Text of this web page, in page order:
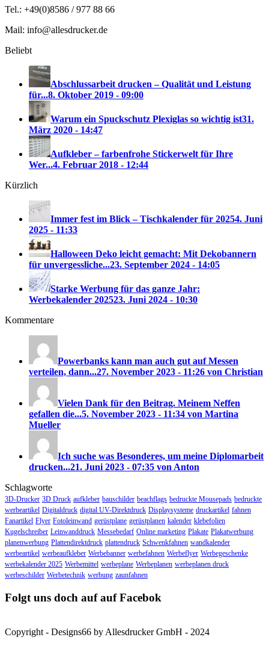
Tel.: +49(0)8586 / 977 88 66
Mail: info@allesdrucker.de
Beliebt
Abschlussarbeit drucken – Qualität und Leistung
für...8. Oktober 2019 - 09:00
Warum ein Spuckschutz Plexiglas so wichtig ist31.
März 2020 - 14:47
Aufkleber – farbenfrohe Stickerwelt für Ihre
Wer...4. Februar 2018 - 12:44
Kürzlich
Immer fest im Blick – Tischkalender für 20254. Juni
2025 - 11:33
Halloween Deko leicht gemacht: Mit Dekobannern
für unvergessliche...23. September 2024 - 14:05
Starke Werbung für das ganze Jahr:
Werbekalender 202523. Juni 2024 - 10:30
Kommentare
Powerbanks kann man auch gut auf Messen
verteilen, dann...27. November 2023 - 11:26 von Christian
Vielen Dank für den Beitrag. Meinem Neffen
gefallen die...5. November 2023 - 11:34 von Martina
Mueller
Ich suche was Besonderes, um meine Diplomarbeit
drucken...21. Juni 2023 - 07:35 von Anton
Schlagworte
3D-Drucker 3D Druck aufkleber bauschilder beachflags bedruckte Mousepads bedruckte
werbeartikel Digitaldruck digital UV-Direktdruck Displaysysteme druckartikel fahnen
Fanartikel Flyer Fotoleinwand gerüstplane gerüstplanen kalender klebefolien
Kugelschreiber Leinwanddruck Messebedarf Online marketing Plakate Plakatwerbung
planenwerbung Plattendirektdruck plattendruck Schwenkfahnen wandkalender
werbeartikel werbeaufkleber Werbebanner werbefahnen Werbeflyer Werbegeschenke
werbekalender 2025 Werbemittel werbeplane Werbeplanen werbeplanen druck
werbeschilder Werbetechnik werbung zaunfahnen
Folgt uns doch auf auf Facebok
Copyright - Designs66 by Allesdrucker GmbH - 2024